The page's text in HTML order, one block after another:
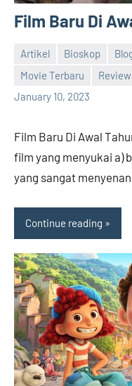
Film Baru Di
Artikel Bioskop
Movie Terbaru
Review
January 10, 2023
barreco
Film Baru Di Awal
film yang menyukai a)
yang sangat
Continue reading